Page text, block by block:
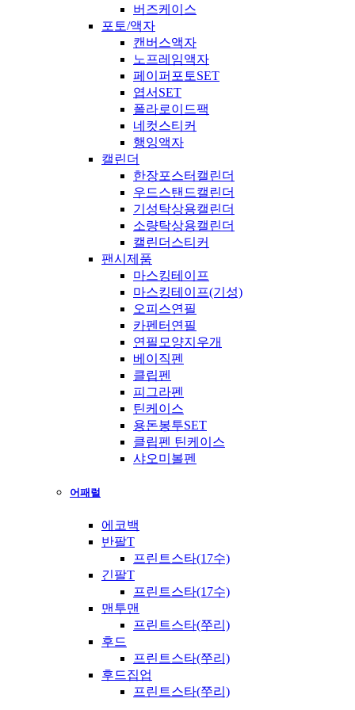
버즈케이스
포토/액자
캔버스액자
노프레임액자
페이퍼포토SET
엽서SET
폴라로이드팩
네컷스티커
행잉액자
캘린더
한장포스터캘린더
우드스탠드캘린더
기성탁상용캘린더
소량탁상용캘린더
캘린더스티커
팬시제품
마스킹테이프
마스킹테이프(기성)
오피스연필
카펜터연필
연필모양지우개
베이직펜
클립펜
피그라펜
틴케이스
용돈봉투SET
클립펜 틴케이스
샤오미볼펜
어패럴
에코백
반팔T
프린트스타(17수)
긴팔T
프린트스타(17수)
맨투맨
프린트스타(쭈리)
후드
프린트스타(쭈리)
후드집업
프린트스타(쭈리)